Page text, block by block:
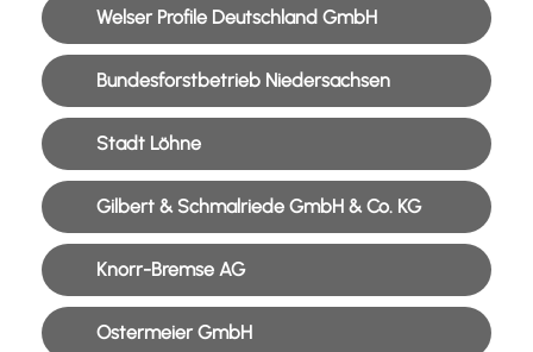
Welser Profile Deutschland GmbH
Bundesforstbetrieb Niedersachsen
Stadt Löhne
Gilbert & Schmalriede GmbH & Co. KG
Knorr-Bremse AG
Ostermeier GmbH